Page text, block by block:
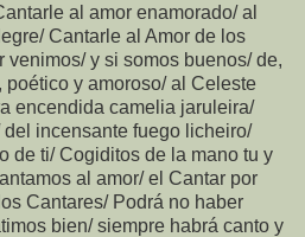
al amor enamorado/ al
Cantarle al Amor de los
venimos/ y si somos buenos/ de,
y amoroso/ al Celeste
encendida camelia jaruleira/
incensante fuego licheiro/
de ti/ Cogiditos de la mano tu y
al amor/ el Cantar por
Cantares/ Podrá no haber
bien/ siempre habrá canto y